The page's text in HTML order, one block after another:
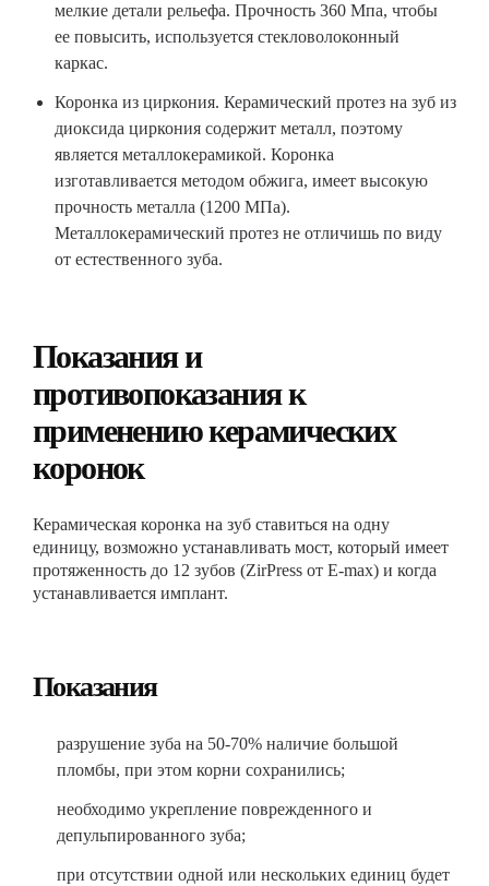
мелкие детали рельефа. Прочность 360 Мпа, чтобы
ее повысить, используется стекловолоконный
каркас.
Коронка из циркония. Керамический протез на зуб из
диоксида циркония содержит металл, поэтому
является металлокерамикой. Коронка
изготавливается методом обжига, имеет высокую
прочность металла (1200 МПа).
Металлокерамический протез не отличишь по виду
от естественного зуба.
Показания и
противопоказания к
применению керамических
коронок
Керамическая коронка на зуб ставиться на одну
единицу, возможно устанавливать мост, который имеет
протяженность до 12 зубов (ZirPress от E-max) и когда
устанавливается имплант.
Показания
разрушение зуба на 50-70% наличие большой
пломбы, при этом корни сохранились;
необходимо укрепление поврежденного и
депульпированного зуба;
при отсутствии одной или нескольких единиц будет